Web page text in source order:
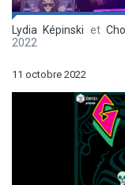
Lydia Képinski et
2022
11 octobre 2022